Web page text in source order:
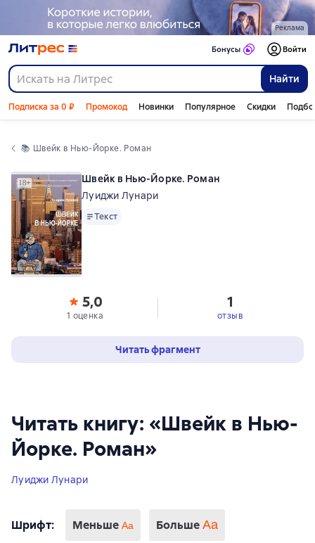
Реклама
Найти
Бонусы Войти
Подписка за 0 ₽ Промокод Новинки Популярное Скидки
📚 Швейк в Нью-Йорке. Роман
Читать книгу: «Швейк в Нью-
Йорке. Роман»
Луиджи Лунари
Шрифт: Меньше Аа Больше Аа
Швейк в Нью-Йорке. Роман
Луиджи Лунари
Текст
Текст
5,0
1 оценка
1
отзыв
Читать фрагмент